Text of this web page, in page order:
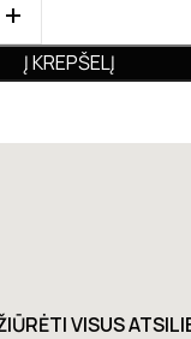
Į KREPŠELĮ
VISUS